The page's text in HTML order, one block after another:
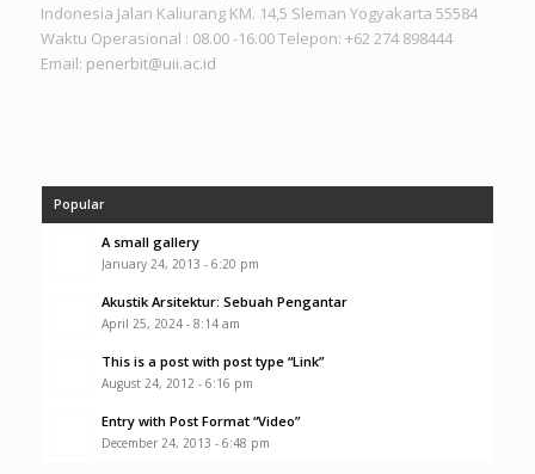
Indonesia Jalan Kaliurang KM. 14,5 Sleman Yogyakarta 55584
Waktu Operasional : 08.00 -16.00 Telepon: +62 274 898444
Email: penerbit@uii.ac.id
Popular
A small gallery
January 24, 2013 - 6:20 pm
Akustik Arsitektur: Sebuah Pengantar
April 25, 2024 - 8:14 am
This is a post with post type “Link”
August 24, 2012 - 6:16 pm
Entry with Post Format “Video”
December 24, 2013 - 6:48 pm